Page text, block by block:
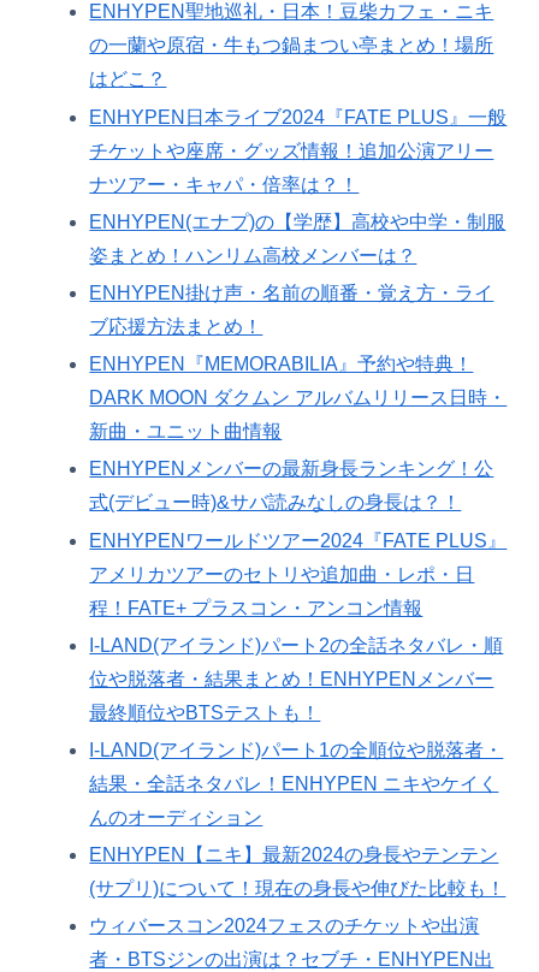
ENHYPEN聖地巡礼・日本！豆柴カフェ・ニキ
の一蘭や原宿・牛もつ鍋まつい亭まとめ！場所
はどこ？
ENHYPEN日本ライブ2024『FATE PLUS』一般
チケットや座席・グッズ情報！追加公演アリー
ナツアー・キャパ・倍率は？！
ENHYPEN(エナプ)の【学歴】高校や中学・制服
姿まとめ！ハンリム高校メンバーは？
ENHYPEN掛け声・名前の順番・覚え方・ライ
ブ応援方法まとめ！
ENHYPEN『MEMORABILIA』予約や特典！
DARK MOON ダクムン アルバムリリース日時・
新曲・ユニット曲情報
ENHYPENメンバーの最新身長ランキング！公
式(デビュー時)&サバ読みなしの身長は？！
ENHYPENワールドツアー2024『FATE PLUS』
アメリカツアーのセトリや追加曲・レポ・日
程！FATE+ プラスコン・アンコン情報
I-LAND(アイランド)パート2の全話ネタバレ・順
位や脱落者・結果まとめ！ENHYPENメンバー
最終順位やBTSテストも！
I-LAND(アイランド)パート1の全順位や脱落者・
結果・全話ネタバレ！ENHYPEN ニキやケイく
んのオーディション
ENHYPEN【ニキ】最新2024の身長やテンテン
(サプリ)について！現在の身長や伸びた比較も！
ウィバースコン2024フェスのチケットや出演
者・BTSジンの出演は？セブチ・ENHYPEN出